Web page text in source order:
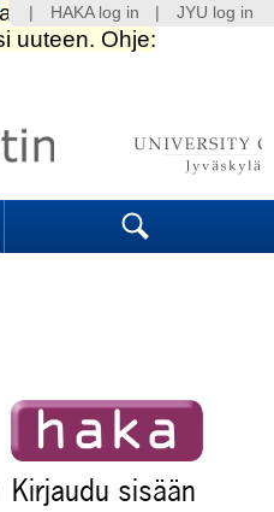
Search
Kirjaudu sisään
HAKA log in JYU log in